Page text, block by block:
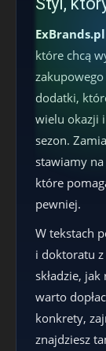
ExBrands.pl
które chcą
dodatki,
wielu okazji
sezon.
stawiamy
które
pewniej.
W tekstach
i doktoratu
składzie,
warto
konkrety,
znajdziesz